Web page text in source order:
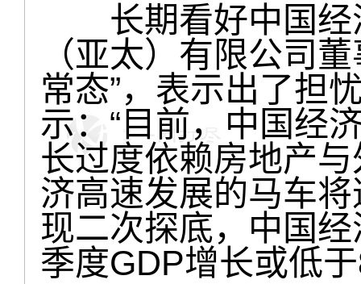
长期看好中国经
（亚太）有限公司
常态”，表示出了担
示：“目前，中国经
长过度依赖房地产
济高速发展的马车
现二次探底，中国
季度GDP增长或低